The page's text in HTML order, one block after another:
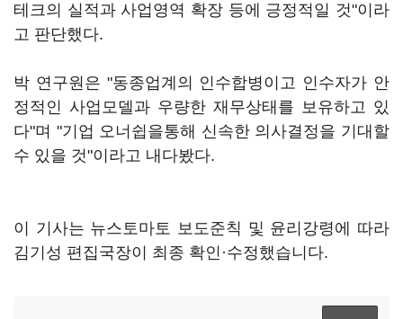
테크의 실적과 사업영역 확장 등에 긍정적일 것"이라
고 판단했다.
박 연구원은 "동종업계의 인수합병이고 인수자가 안
정적인 사업모델과 우량한 재무상태를 보유하고 있
다"며 "기업 오너쉽을통해 신속한 의사결정을 기대할
수 있을 것"이라고 내다봤다.
이 기사는 뉴스토마토 보도준칙 및 윤리강령에 따라
김기성 편집국장이 최종 확인·수정했습니다.